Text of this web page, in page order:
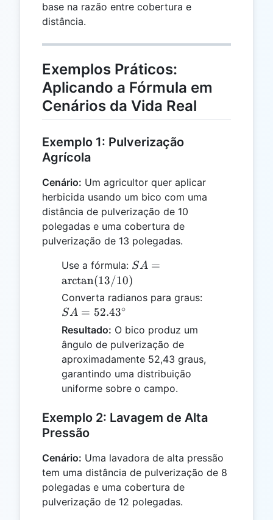
base na razão entre cobertura e
distância.
Exemplos Práticos:
Aplicando a Fórmula em
Cenários da Vida Real
Exemplo 1: Pulverização
Agrícola
Cenário: Um agricultor quer aplicar
herbicida usando um bico com uma
distância de pulverização de 10
polegadas e uma cobertura de
pulverização de 13 polegadas.
Use a fórmula: SA =
\arctan(13
/ 10)
SA =
arctan(13/10)
Converta radianos para graus:
SA = 52.43∘
Resultado: O bico produz um
ângulo de pulverização de
aproximadamente 52,43 graus,
garantindo uma distribuição
uniforme sobre o campo.
Exemplo 2: Lavagem de Alta
Pressão
Cenário: Uma lavadora de alta pressão
tem uma distância de pulverização de 8
polegadas e uma cobertura de
pulverização de 12 polegadas.